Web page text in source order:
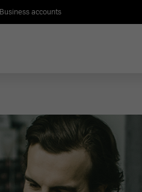
Business accounts